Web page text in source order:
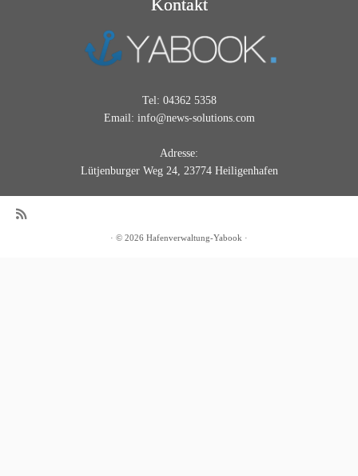
Kontakt
Tel: 04362 5358
Email: info@news-solutions.com
Adresse:
Lütjenburger Weg 24, 23774 Heiligenhafen
· © 2026 Hafenverwaltung-Yabook ·